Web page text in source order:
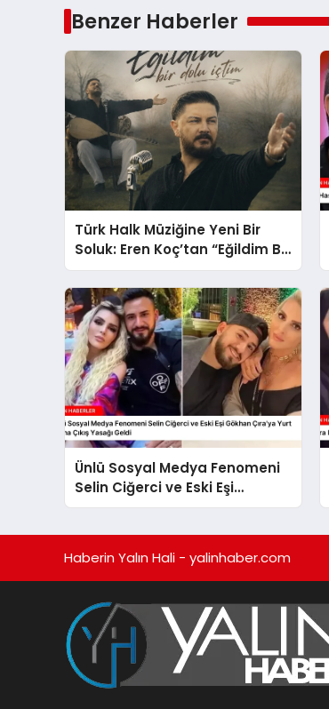
Benzer Haberler
Türk Halk Müziğine Yeni Bir
Soluk: Eren Koç’tan “Eğildim Bir
Dolu İçtim”
Ünlü Sosyal Medya Fenomeni
Selin Ciğerci ve Eski Eşi
Gökhan Çıra’ya Yurt Dışına
Haberin Yalın Hali - yalinhaber.com